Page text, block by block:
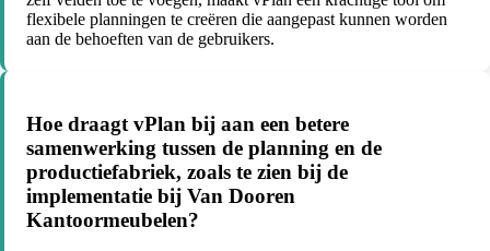
flexibele planningen te creëren die aangepast kunnen worden
aan de behoeften van de gebruikers.
Hoe draagt vPlan bij aan een betere
samenwerking tussen de planning en de
productiefabriek, zoals te zien bij de
implementatie bij Van Dooren
Kantoormeubelen?